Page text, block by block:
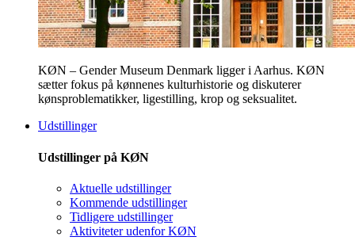
KØN – Gender Museum Denmark ligger i Aarhus. KØN
sætter fokus på kønnenes kulturhistorie og diskuterer
kønsproblematikker, ligestilling, krop og seksualitet.
Udstillinger
Udstillinger på KØN
Aktuelle udstillinger
Kommende udstillinger
Tidligere udstillinger
Aktiviteter udenfor KØN